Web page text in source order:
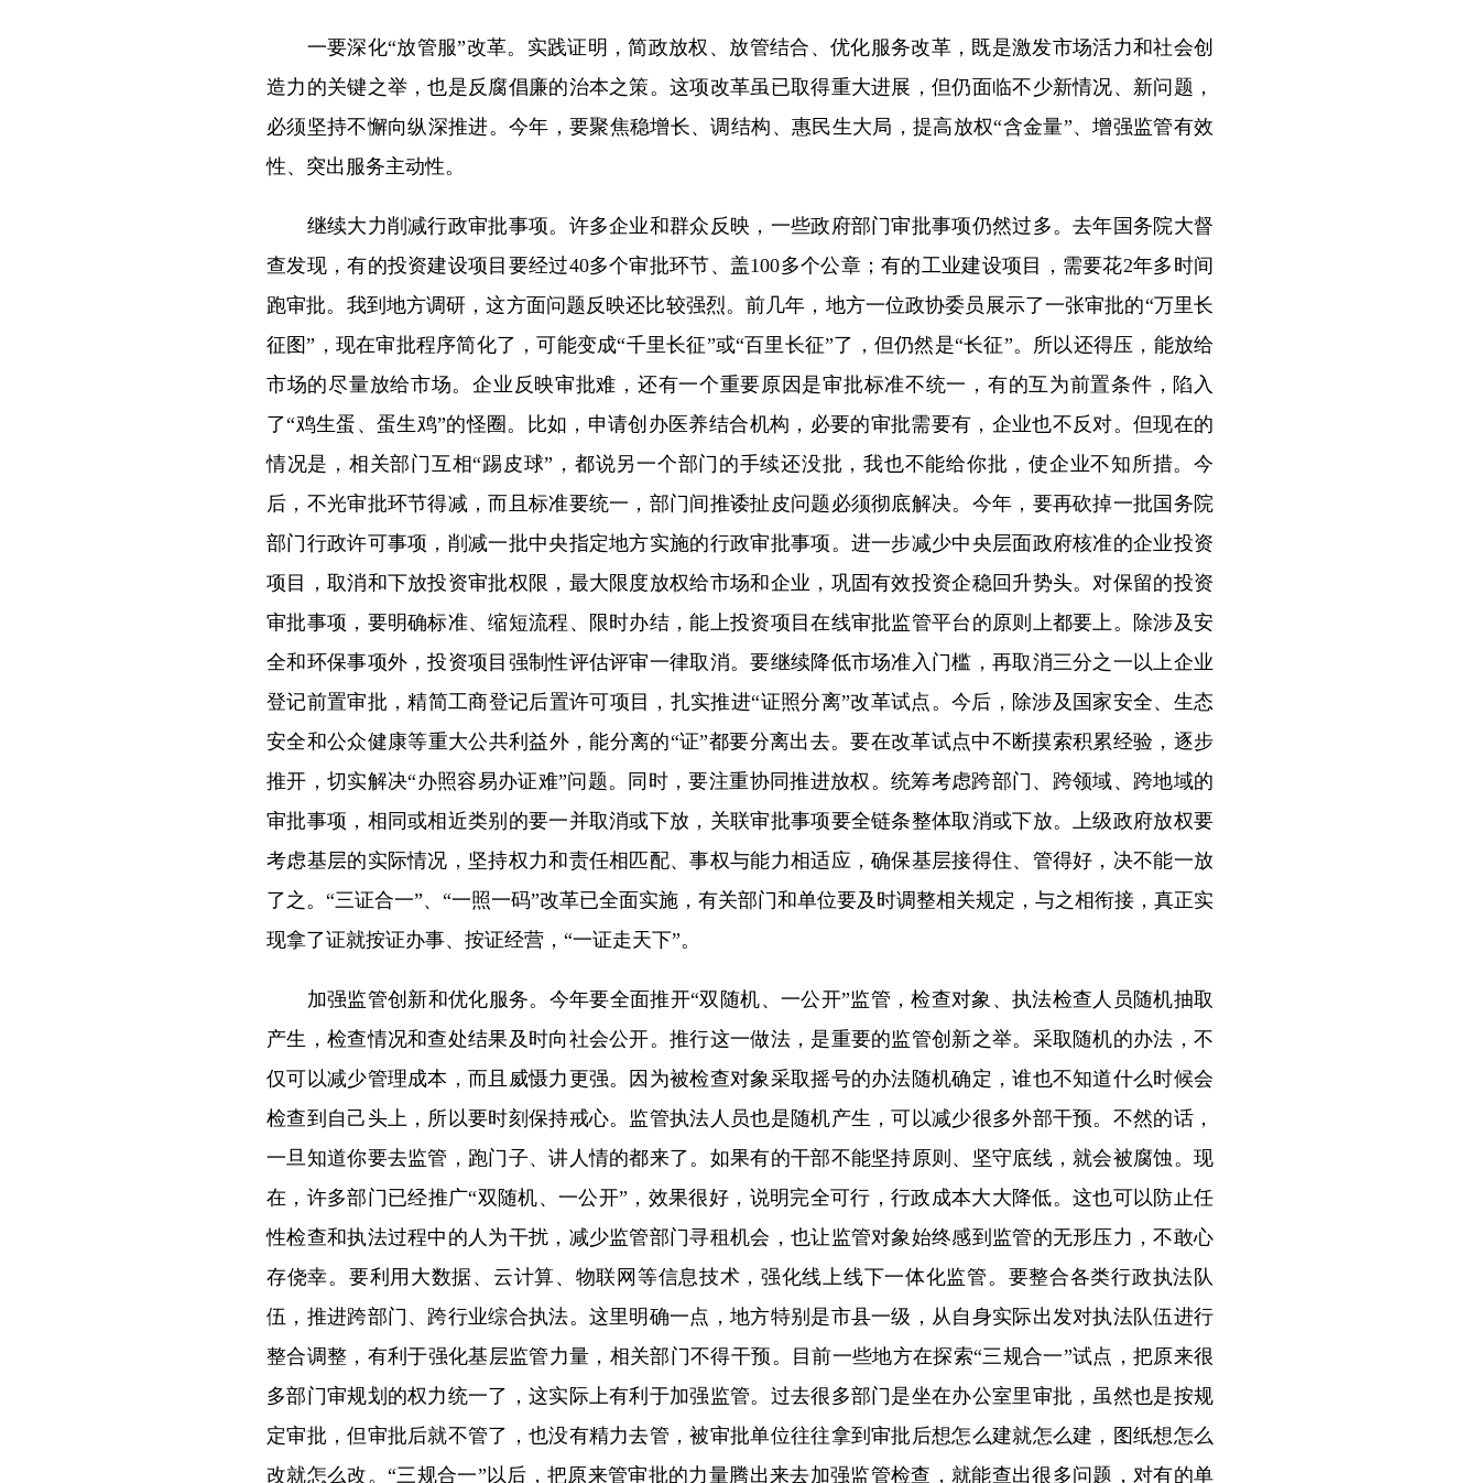
一要深化“放管服”改革。实践证明，简政放权、放管结合、优化服务改革，既是激发市场活力和社会创
造力的关键之举，也是反腐倡廉的治本之策。这项改革虽已取得重大进展，但仍面临不少新情况、新问题，
必须坚持不懈向纵深推进。今年，要聚焦稳增长、调结构、惠民生大局，提高放权“含金量”、增强监管有效
性、突出服务主动性。
继续大力削减行政审批事项。许多企业和群众反映，一些政府部门审批事项仍然过多。去年国务院大督
查发现，有的投资建设项目要经过40多个审批环节、盖100多个公章；有的工业建设项目，需要花2年多时间
跑审批。我到地方调研，这方面问题反映还比较强烈。前几年，地方一位政协委员展示了一张审批的“万里长
征图”，现在审批程序简化了，可能变成“千里长征”或“百里长征”了，但仍然是“长征”。所以还得压，能放给
市场的尽量放给市场。企业反映审批难，还有一个重要原因是审批标准不统一，有的互为前置条件，陷入
了“鸡生蛋、蛋生鸡”的怪圈。比如，申请创办医养结合机构，必要的审批需要有，企业也不反对。但现在的
情况是，相关部门互相“踢皮球”，都说另一个部门的手续还没批，我也不能给你批，使企业不知所措。今
后，不光审批环节得减，而且标准要统一，部门间推诿扯皮问题必须彻底解决。今年，要再砍掉一批国务院
部门行政许可事项，削减一批中央指定地方实施的行政审批事项。进一步减少中央层面政府核准的企业投资
项目，取消和下放投资审批权限，最大限度放权给市场和企业，巩固有效投资企稳回升势头。对保留的投资
审批事项，要明确标准、缩短流程、限时办结，能上投资项目在线审批监管平台的原则上都要上。除涉及安
全和环保事项外，投资项目强制性评估评审一律取消。要继续降低市场准入门槛，再取消三分之一以上企业
登记前置审批，精简工商登记后置许可项目，扎实推进“证照分离”改革试点。今后，除涉及国家安全、生态
安全和公众健康等重大公共利益外，能分离的“证”都要分离出去。要在改革试点中不断摸索积累经验，逐步
推开，切实解决“办照容易办证难”问题。同时，要注重协同推进放权。统筹考虑跨部门、跨领域、跨地域的
审批事项，相同或相近类别的要一并取消或下放，关联审批事项要全链条整体取消或下放。上级政府放权要
考虑基层的实际情况，坚持权力和责任相匹配、事权与能力相适应，确保基层接得住、管得好，决不能一放
了之。“三证合一”、“一照一码”改革已全面实施，有关部门和单位要及时调整相关规定，与之相衔接，真正实
现拿了证就按证办事、按证经营，“一证走天下”。
加强监管创新和优化服务。今年要全面推开“双随机、一公开”监管，检查对象、执法检查人员随机抽取
产生，检查情况和查处结果及时向社会公开。推行这一做法，是重要的监管创新之举。采取随机的办法，不
仅可以减少管理成本，而且威慑力更强。因为被检查对象采取摇号的办法随机确定，谁也不知道什么时候会
检查到自己头上，所以要时刻保持戒心。监管执法人员也是随机产生，可以减少很多外部干预。不然的话，
一旦知道你要去监管，跑门子、讲人情的都来了。如果有的干部不能坚持原则、坚守底线，就会被腐蚀。现
在，许多部门已经推广“双随机、一公开”，效果很好，说明完全可行，行政成本大大降低。这也可以防止任
性检查和执法过程中的人为干扰，减少监管部门寻租机会，也让监管对象始终感到监管的无形压力，不敢心
存侥幸。要利用大数据、云计算、物联网等信息技术，强化线上线下一体化监管。要整合各类行政执法队
伍，推进跨部门、跨行业综合执法。这里明确一点，地方特别是市县一级，从自身实际出发对执法队伍进行
整合调整，有利于强化基层监管力量，相关部门不得干预。目前一些地方在探索“三规合一”试点，把原来很
多部门审规划的权力统一了，这实际上有利于加强监管。过去很多部门是坐在办公室里审批，虽然也是按规
定审批，但审批后就不管了，也没有精力去管，被审批单位往往拿到审批后想怎么建就怎么建，图纸想怎么
改就怎么改。“三规合一”以后，把原来管审批的力量腾出来去加强监管检查，就能查出很多问题，对有的单